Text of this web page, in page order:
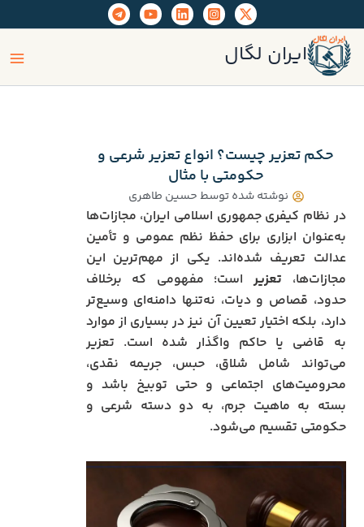
به
محتوا
ایران لگال
حکم تعزیر چیست؟ انواع تعزیر شرعی و
حکومتی با مثال
نوشته شده توسطحسین طاهری
در نظام کیفری جمهوری اسلامی ایران، مجازات‌ها
به‌عنوان ابزاری برای حفظ نظم عمومی و تأمین
عدالت تعریف شده‌اند. یکی از مهم‌ترین این
مجازات‌ها، تعزیر است؛ مفهومی که برخلاف
حدود، قصاص و دیات، نه‌تنها دامنه‌ای وسیع‌تر
دارد، بلکه اختیار تعیین آن نیز در بسیاری از موارد
به قاضی یا حاکم واگذار شده است. تعزیر
می‌تواند شامل شلاق، حبس، جریمه نقدی،
محرومیت‌های اجتماعی و حتی توبیخ باشد و
بسته به ماهیت جرم، به دو دسته شرعی و
حکومتی تقسیم می‌شود.